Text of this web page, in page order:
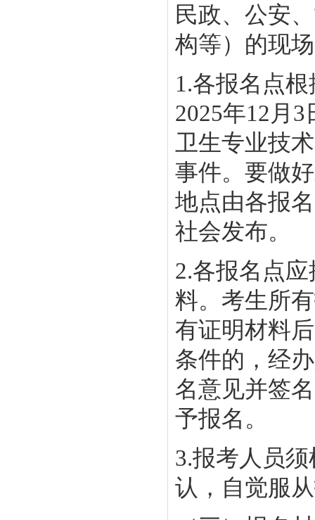
民政、公安
构等）的现
1.各报名点
2025年12月
卫生专业技
事件。要做
地点由各报
社会发布。
2.各报名点
料。考生所
有证明材料
条件的，经
名意见并签
予报名。
3.报考人员
认，自觉服